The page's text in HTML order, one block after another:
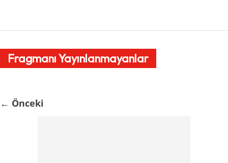
Fragmanı Yayınlanmayanlar
← Önceki